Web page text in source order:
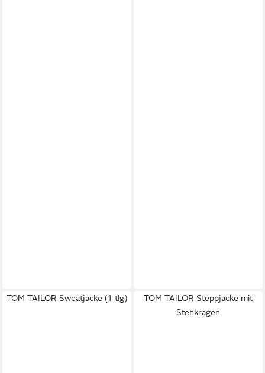
TOM TAILOR Sweatjacke (1-tlg)
TOM TAILOR Steppjacke mit
Stehkragen